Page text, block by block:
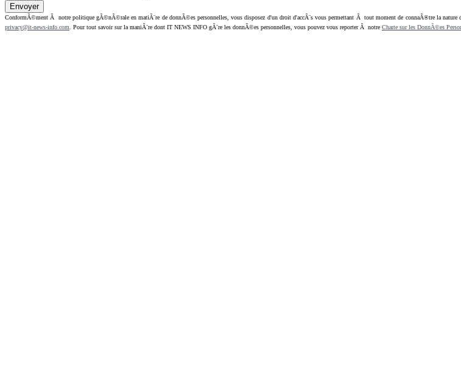
ConformÃ©ment Ã notre politique gÃ©nÃ©rale en matiÃ¨re de donnÃ©es personnelles, vous disposez d'un droit d'accÃ¨s vous permettant Ã tout moment de connaÃ®tre la
privacy@it-news-info.com . Pour tout savoir sur la maniÃ¨re dont IT NEWS INFO gÃ¨re les donnÃ©es personnelles, vous pouvez vous reporter Ã notre Charte sur les DonnÃ©es